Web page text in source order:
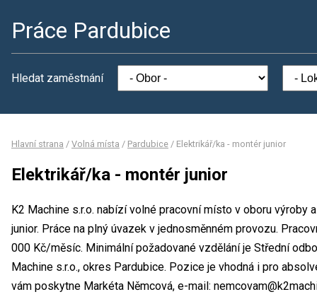
Práce Pardubice
Hledat zaměstnání
Hlavní strana / Volná místa / Pardubice / Elektrikář/ka - montér junior
Elektrikář/ka - montér junior
K2 Machine s.r.o. nabízí volné pracovní místo v oboru výroby
junior. Práce na plný úvazek v jednosměnném provozu.
000 Kč/měsíc. Minimální požadované vzdělání je Střední
Machine s.r.o., okres Pardubice. Pozice je vhodná i pro
vám poskytne Markéta Němcová, e-mail: